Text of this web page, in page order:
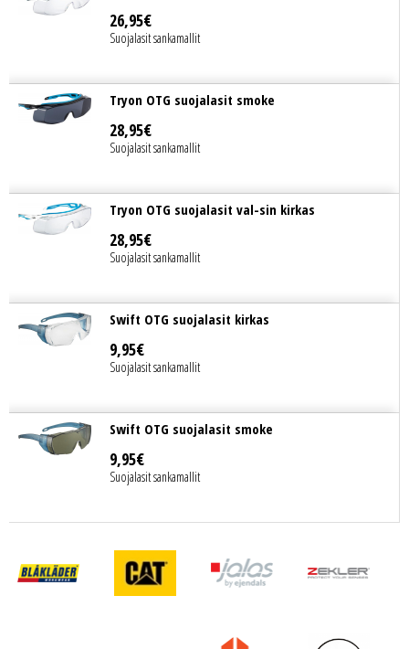
26,95€
Suojalasit sankamallit
Tryon OTG suojalasit smoke
28,95€
Suojalasit sankamallit
Tryon OTG suojalasit val-sin kirkas
28,95€
Suojalasit sankamallit
Swift OTG suojalasit kirkas
9,95€
Suojalasit sankamallit
Swift OTG suojalasit smoke
9,95€
Suojalasit sankamallit